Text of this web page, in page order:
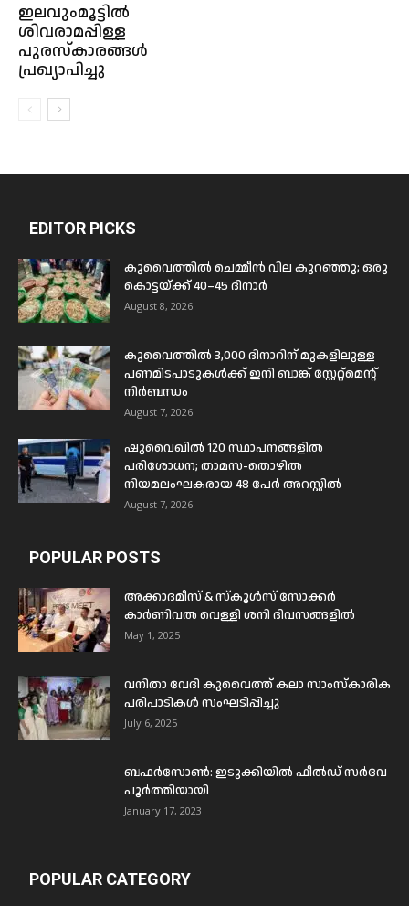
ഇലവുംമൂട്ടിൽ
ശിവരാമപ്പിള്ള
പുരസ്കാരങ്ങൾ
പ്രഖ്യാപിച്ചു
EDITOR PICKS
കുവൈത്തിൽ ചെമ്മീൻ വില കുറഞ്ഞു; ഒരു
കൊട്ടയ്ക്ക് 40–45 ദിനാർ
August 8, 2026
കുവൈത്തിൽ 3,000 ദിനാറിന് മുകളിലുള്ള
പണമിടപാടുകൾക്ക് ഇനി ബാങ്ക് സ്റ്റേറ്റ്മെന്റ്
നിർബന്ധം
August 7, 2026
ഷുവൈഖിൽ 120 സ്ഥാപനങ്ങളിൽ
പരിശോധന; താമസ-തൊഴിൽ
നിയമലംഘകരായ 48 പേർ അറസ്റ്റിൽ
August 7, 2026
POPULAR POSTS
അക്കാദമീസ് & സ്കൂൾസ് സോക്കർ
കാർണിവൽ വെള്ളി ശനി ദിവസങ്ങളിൽ
May 1, 2025
വനിതാ വേദി കുവൈത്ത് കലാ സാംസ്കാരിക
പരിപാടികൾ സംഘടിപ്പിച്ചു
July 6, 2025
ബഫര്‍സോണ്‍: ഇടുക്കിയില്‍ ഫീല്‍ഡ് സര്‍വേ
പൂര്‍ത്തിയായി
January 17, 2023
POPULAR CATEGORY